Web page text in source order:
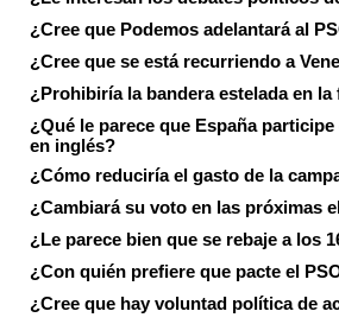
¿Cree que Podemos adelantará al
¿Cree que se está recurriendo a
¿Prohibiría la bandera estelada en
¿Qué le parece que España
en inglés?
¿Cómo reduciría el gasto de la
¿Cambiará su voto en las próximas
¿Le parece bien que se rebaje a los
¿Con quién prefiere que pacte el
¿Cree que hay voluntad política de